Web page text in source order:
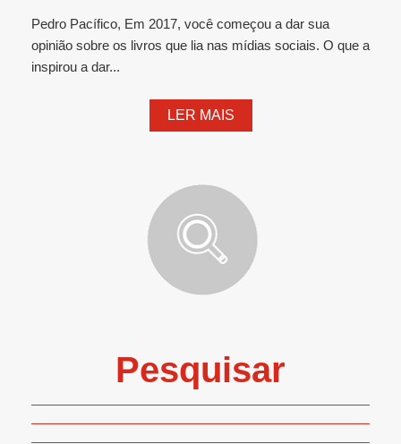
Pedro Pacífico, Em 2017, você começou a dar sua
opinião sobre os livros que lia nas mídias sociais. O que a
inspirou a dar...
LER MAIS
Pesquisar